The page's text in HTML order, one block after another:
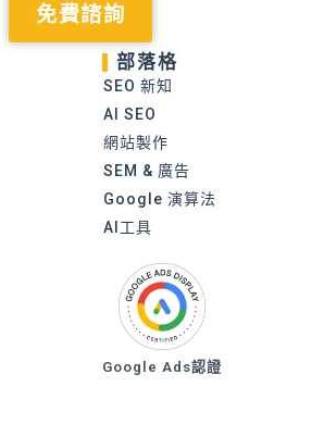
免費諮詢
部落格
SEO 新知
AI SEO
網站製作
SEM & 廣告
Google 演算法
AI工具
Google Ads認證